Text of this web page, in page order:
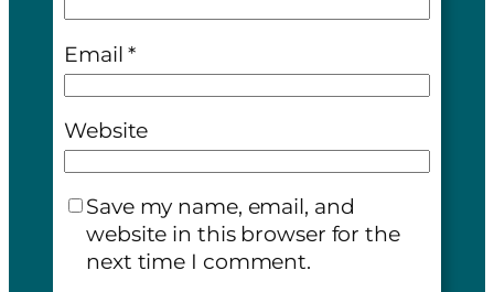
Email*
Website
Save my name, email, and
website in this browser for the
next time I comment.